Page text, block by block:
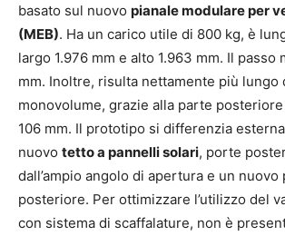
basato sul nuovo pianale modulare per
(MEB). Ha un carico utile di 800 kg, è
largo 1.976 mm e alto 1.963 mm. Il passo
mm. Inoltre, risulta nettamente più lungo
monovolume, grazie alla parte
106 mm. Il prototipo si differenzia
nuovo tetto a pannelli solari, porte
dall’ampio angolo di apertura e un nuovo
posteriore. Per ottimizzare l’utilizzo del
con sistema di scaffalature, non è